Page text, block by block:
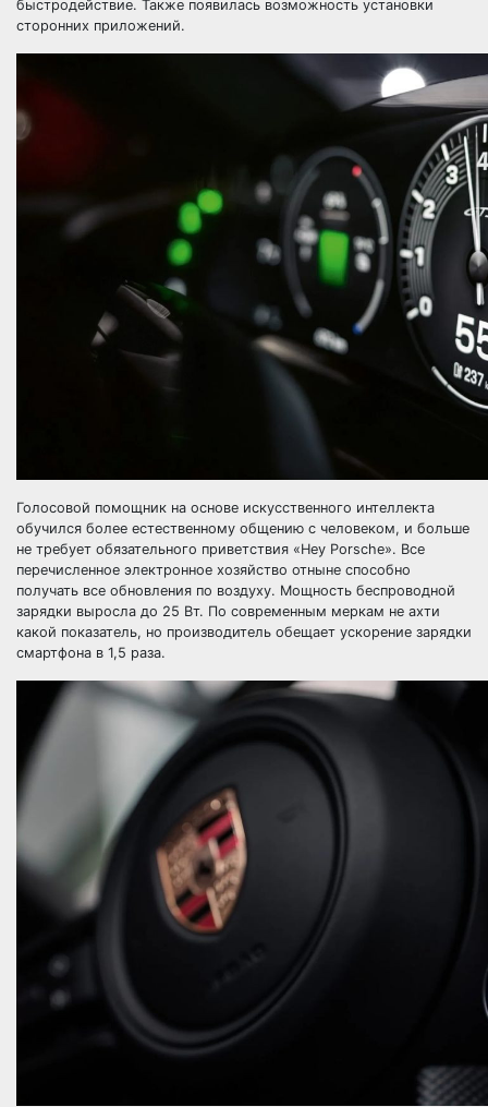
быстродействие. Также появилась возможность установки
сторонних приложений.
Голосовой помощник на основе искусственного интеллекта
обучился более естественному общению с человеком, и больше
не требует обязательного приветствия «Hey Porsche». Все
перечисленное электронное хозяйство отныне способно
получать все обновления по воздуху. Мощность беспроводной
зарядки выросла до 25 Вт. По современным меркам не ахти
какой показатель, но производитель обещает ускорение зарядки
смартфона в 1,5 раза.